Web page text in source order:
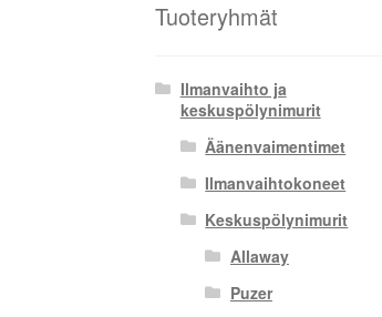
Tuoteryhmät
Ilmanvaihto ja
keskuspölynimurit
Äänenvaimentimet
Ilmanvaihtokoneet
Keskuspölynimurit
Allaway
Puzer